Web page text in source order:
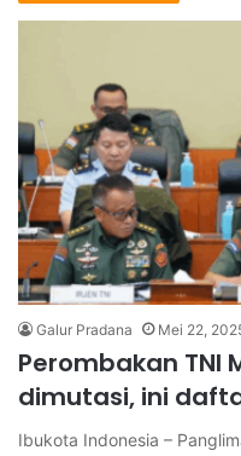
Galur Pradana Mei 22,
Perombakan TNI
dimutasi, ini
Ibukota Indonesia –